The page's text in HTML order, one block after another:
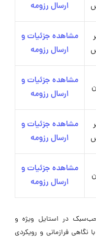
ارسال رزومه
مشاهده جزئیات و
ارسال رزومه
مشاهده جزئیات و
ارسال رزومه
مشاهده جزئیات و
ارسال رزومه
مشاهده جزئیات و
ارسال رزومه
در استایل ویژه و
فرازمانی و رویکردی